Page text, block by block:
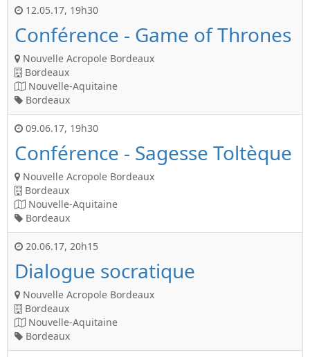
12.05.17, 19h30
Conférence - Game of Thrones
Nouvelle Acropole Bordeaux
Bordeaux
Nouvelle-Aquitaine
Bordeaux
09.06.17, 19h30
Conférence - Sagesse Toltèque
Nouvelle Acropole Bordeaux
Bordeaux
Nouvelle-Aquitaine
Bordeaux
20.06.17, 20h15
Dialogue socratique
Nouvelle Acropole Bordeaux
Bordeaux
Nouvelle-Aquitaine
Bordeaux